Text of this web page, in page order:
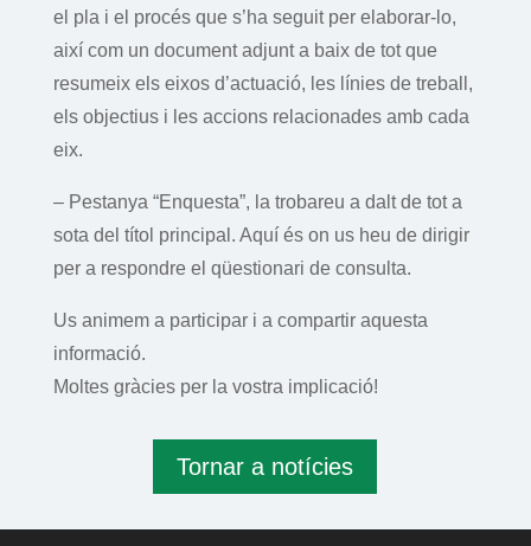
el pla i el procés que s’ha seguit per elaborar-lo,
així com un document adjunt a baix de tot que
resumeix els eixos d’actuació, les línies de treball,
els objectius i les accions relacionades amb cada
eix.
– Pestanya “Enquesta”, la trobareu a dalt de tot a
sota del títol principal. Aquí és on us heu de dirigir
per a respondre el qüestionari de consulta.
Us animem a participar i a compartir aquesta
informació.
Moltes gràcies per la vostra implicació!
Tornar a notícies